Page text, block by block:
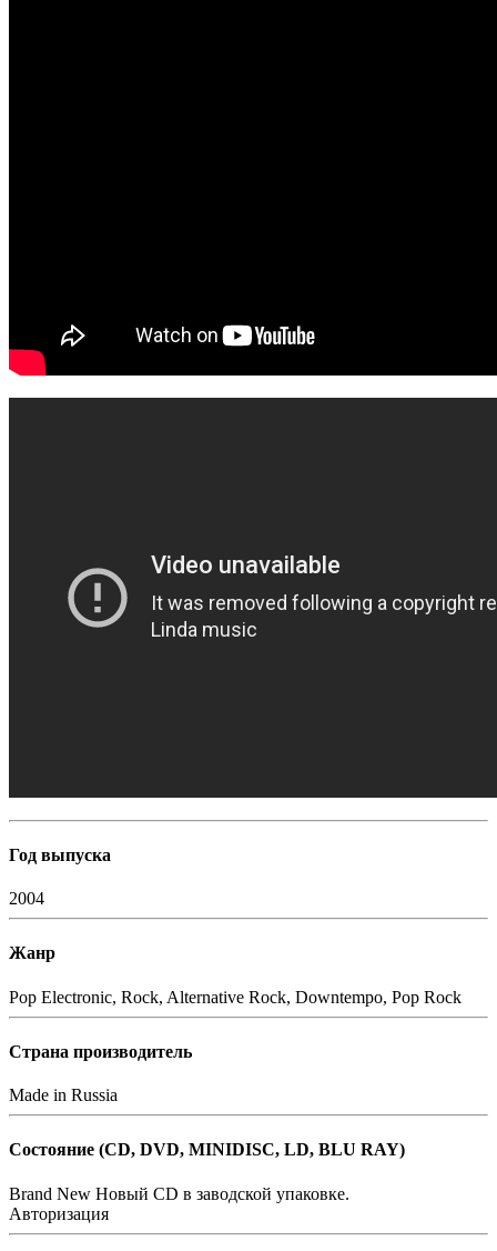
Год выпуска
2004
Жанр
Pop Electronic, Rock, Alternative Rock, Downtempo, Pop Rock
Страна производитель
Made in Russia
Состояние (СD, DVD, MINIDISC, LD, BLU RAY)
Brand New Новый CD в заводской упаковке.
Авторизация